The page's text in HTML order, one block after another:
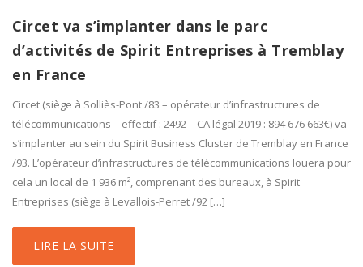
Circet va s’implanter dans le parc
d’activités de Spirit Entreprises à Tremblay
en France
Circet (siège à Solliès-Pont /83 – opérateur d’infrastructures de
télécommunications – effectif : 2492 – CA légal 2019 : 894 676 663€) va
s’implanter au sein du Spirit Business Cluster de Tremblay en France
/93. L’opérateur d’infrastructures de télécommunications louera pour
cela un local de 1 936 m², comprenant des bureaux, à Spirit
Entreprises (siège à Levallois-Perret /92 […]
LIRE LA SUITE